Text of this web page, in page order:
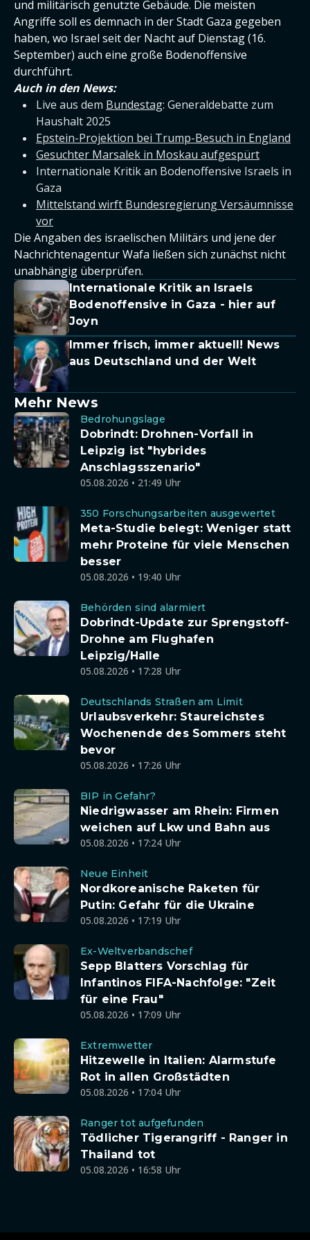
und militärisch genutzte Gebäude. Die meisten
Angriffe soll es demnach in der Stadt Gaza gegeben
haben, wo Israel seit der Nacht auf Dienstag (16.
September) auch eine große Bodenoffensive
durchführt.
Auch in den News:
Live aus dem Bundestag: Generaldebatte zum
Haushalt 2025
Epstein-Projektion bei Trump-Besuch in England
Gesuchter Marsalek in Moskau aufgespürt
Internationale Kritik an Bodenoffensive Israels in
Gaza
Mittelstand wirft Bundesregierung Versäumnisse
vor
Die Angaben des israelischen Militärs und jene der
Nachrichtenagentur Wafa ließen sich zunächst nicht
unabhängig überprüfen.
Internationale Kritik an Israels
Bodenoffensive in Gaza - hier auf
Joyn
Immer frisch, immer aktuell! News
aus Deutschland und der Welt
Mehr News
Bedrohungslage
Dobrindt: Drohnen-Vorfall in
Leipzig ist "hybrides
Anschlagsszenario"
05.08.2026 • 21:49 Uhr
350 Forschungsarbeiten ausgewertet
Meta-Studie belegt: Weniger statt
mehr Proteine für viele Menschen
besser
05.08.2026 • 19:40 Uhr
Behörden sind alarmiert
Dobrindt-Update zur Sprengstoff-
Drohne am Flughafen
Leipzig/Halle
05.08.2026 • 17:28 Uhr
Deutschlands Straßen am Limit
Urlaubsverkehr: Staureichstes
Wochenende des Sommers steht
bevor
05.08.2026 • 17:26 Uhr
BIP in Gefahr?
Niedrigwasser am Rhein: Firmen
weichen auf Lkw und Bahn aus
05.08.2026 • 17:24 Uhr
Neue Einheit
Nordkoreanische Raketen für
Putin: Gefahr für die Ukraine
05.08.2026 • 17:19 Uhr
Ex-Weltverbandschef
Sepp Blatters Vorschlag für
Infantinos FIFA-Nachfolge: "Zeit
für eine Frau"
05.08.2026 • 17:09 Uhr
Extremwetter
Hitzewelle in Italien: Alarmstufe
Rot in allen Großstädten
05.08.2026 • 17:04 Uhr
Ranger tot aufgefunden
Tödlicher Tigerangriff - Ranger in
Thailand tot
05.08.2026 • 16:58 Uhr